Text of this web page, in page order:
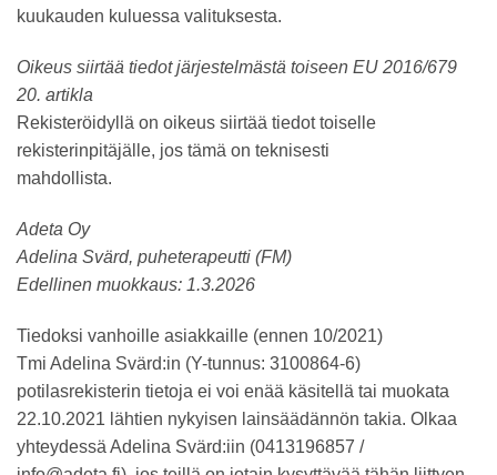
kuukauden kuluessa valituksesta.
Oikeus siirtää tiedot järjestelmästä toiseen EU 2016/679
20. artikla
Rekisteröidyllä on oikeus siirtää tiedot toiselle
rekisterinpitäjälle, jos tämä on teknisesti
mahdollista.
Adeta Oy
Adelina Svärd, puheterapeutti (FM)
Edellinen muokkaus: 1.3.2026
Tiedoksi vanhoille asiakkaille (ennen 10/2021)
Tmi Adelina Svärd:in (Y-tunnus: 3100864-6)
potilasrekisterin tietoja ei voi enää käsitellä tai muokata
22.10.2021 lähtien nykyisen lainsäädännön takia. Olkaa
yhteydessä Adelina Svärd:iin (0413196857 /